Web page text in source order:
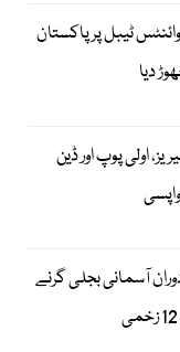
ٹیبل پر پاکستان
دیا
اولی پوپ اور ڈین
آسمانی بجلی گرنے